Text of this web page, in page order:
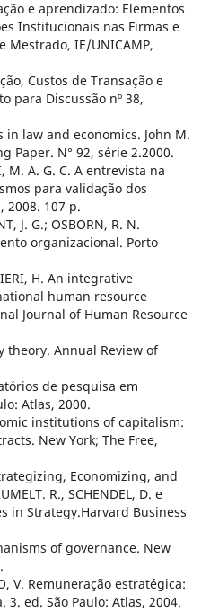
e aprendizado: Elementos
Institucionais nas Firmas e
Mestrado, IE/UNICAMP,
Custos de Transação e
para Discussão nº 38,
in law and economics. John M.
Paper. N° 92, série 2.2000.
M. A. G. C. A entrevista na
para validação dos
2008. 107 p.
J. G.; OSBORN, R. N.
organizacional. Porto
H. An integrative
human resource
Journal of Human Resource
theory. Annual Review of
de pesquisa em
Atlas, 2000.
institutions of capitalism:
New York; The Free,
Economizing, and
R., SCHENDEL, D. e
in Strategy.Harvard Business
of governance. New
V. Remuneração estratégica:
ed. São Paulo: Atlas, 2004.